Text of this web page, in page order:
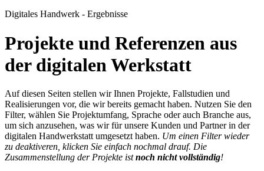
Digitales Handwerk - Ergebnisse
Projekte und Referenzen aus
der digitalen Werkstatt
Auf diesen Seiten stellen wir Ihnen Projekte, Fallstudien und
Realisierungen vor, die wir bereits gemacht haben. Nutzen Sie den
Filter, wählen Sie Projektumfang, Sprache oder auch Branche aus,
um sich anzusehen, was wir für unsere Kunden und Partner in der
digitalen Handwerkstatt umgesetzt haben. Um einen Filter wieder
zu deaktiveren, klicken Sie einfach nochmal drauf. Die
Zusammenstellung der Projekte istnoch nicht vollständig!